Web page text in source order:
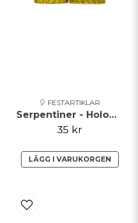
🎈 FESTARTIKLAR
Serpentiner - Holographic - Guld
35 kr
LÄGG I VARUKORGEN